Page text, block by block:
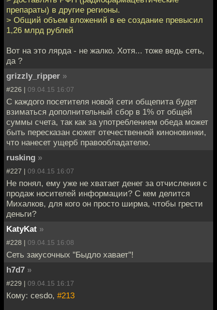
препараты) в другие регионы.
> Общий объем вложений в ее создание превысил
1,26 млрд рублей
Вот на это лярда - не жалко. Хотя... тоже ведь сеть,
да ?
grizzly_ripper »
#226 | 09.04.15 16:07
С каждого посетителя новой сети общепита будет
взиматься дополнительный сбор в 1% от общей
суммы счета, так как за употреблением обеда может
быть пересказан сюжет отечественной киноновинки,
что нанесет ущерб правообладателю.
rusking »
#227 | 09.04.15 16:07
Не понял, ему уже не хватает денег за отчисления с
продаж носителей информации? С кем делится
Михалков, для кого он просто ширма, чтобы грести
деньги?
KatyKat »
#228 | 09.04.15 16:08
Сеть закусочных "Быдло хавает"!
h7d7 »
#229 | 09.04.15 16:17
Кому: cesdo, #213